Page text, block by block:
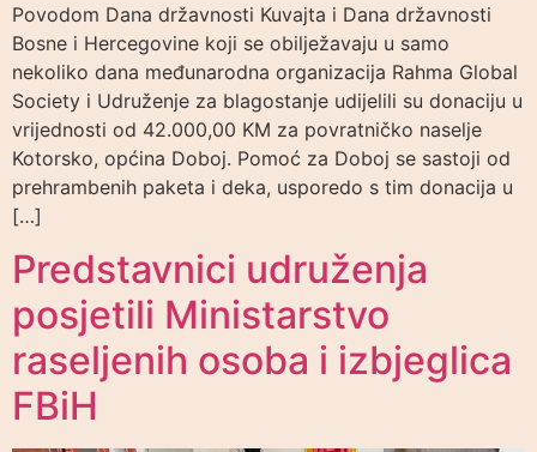
Povodom Dana državnosti Kuvajta i Dana državnosti
Bosne i Hercegovine koji se obilježavaju u samo
nekoliko dana međunarodna organizacija Rahma Global
Society i Udruženje za blagostanje udijelili su donaciju u
vrijednosti od 42.000,00 KM za povratničko naselje
Kotorsko, općina Doboj. Pomoć za Doboj se sastoji od
prehrambenih paketa i deka, usporedo s tim donacija u
[…]
Predstavnici udruženja
posjetili Ministarstvo
raseljenih osoba i izbjeglica
FBiH